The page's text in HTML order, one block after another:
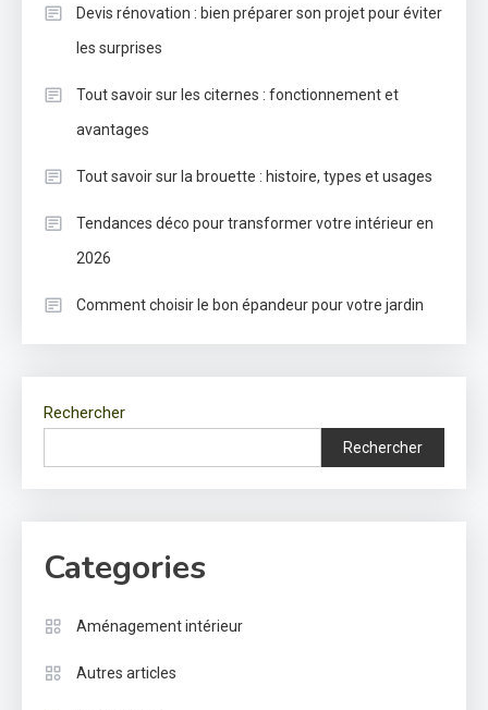
Devis rénovation : bien préparer son projet pour éviter
les surprises
Tout savoir sur les citernes : fonctionnement et
avantages
Tout savoir sur la brouette : histoire, types et usages
Tendances déco pour transformer votre intérieur en
2026
Comment choisir le bon épandeur pour votre jardin
Rechercher
Rechercher
Categories
Aménagement intérieur
Autres articles